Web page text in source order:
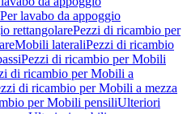
lavabo da appoggio
rettangolarePezzi di ricambio per
Mobili lateraliPezzi di ricambio
Pezzi di ricambio per Mobili
di ricambio per Mobili a
di ricambio per Mobili a mezza
per Mobili pensiliUlteriori